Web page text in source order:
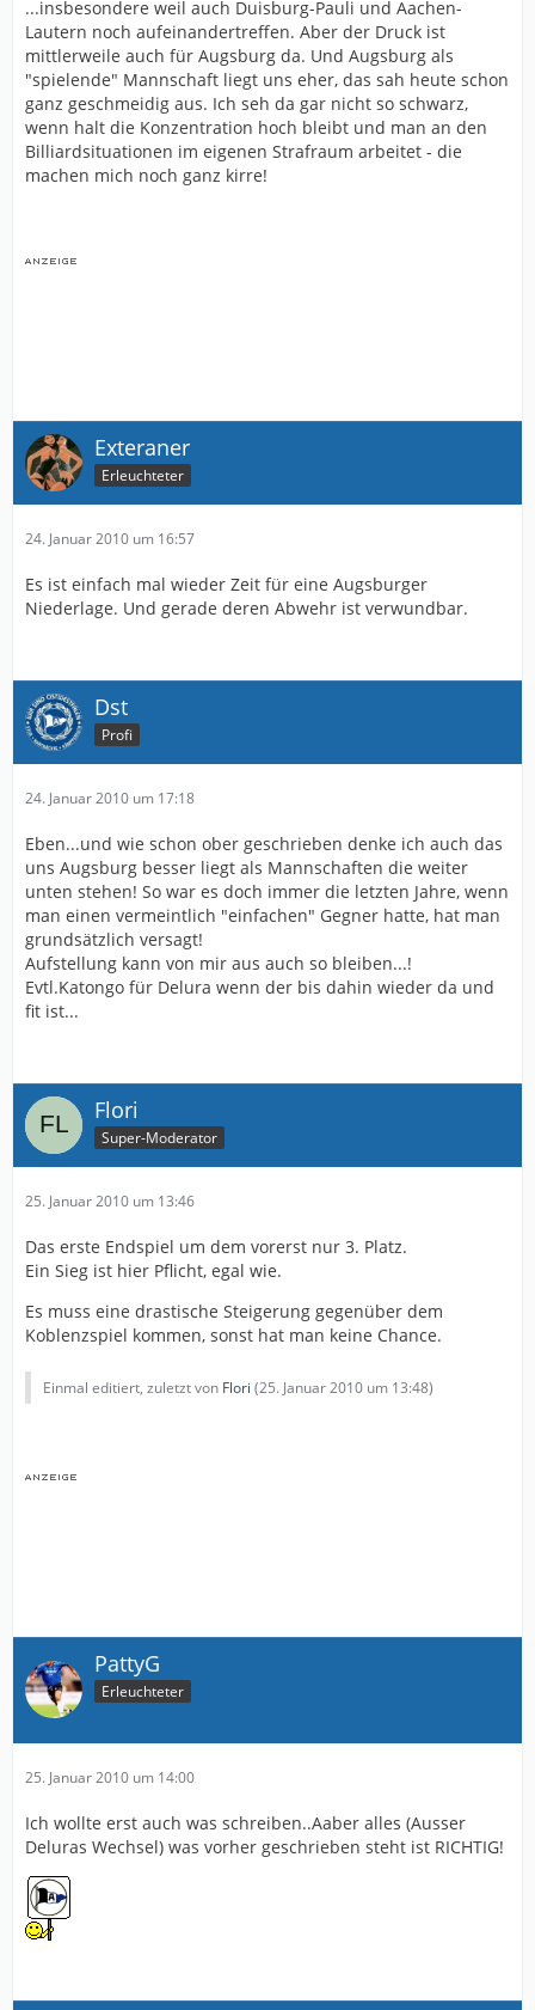
...insbesondere weil auch Duisburg-Pauli und Aachen-
Lautern noch aufeinandertreffen. Aber der Druck ist
mittlerweile auch für Augsburg da. Und Augsburg als
"spielende" Mannschaft liegt uns eher, das sah heute schon
ganz geschmeidig aus. Ich seh da gar nicht so schwarz,
wenn halt die Konzentration hoch bleibt und man an den
Billiardsituationen im eigenen Strafraum arbeitet - die
machen mich noch ganz kirre!
Exteraner
Erleuchteter
24. Januar 2010 um 16:57
Es ist einfach mal wieder Zeit für eine Augsburger
Niederlage. Und gerade deren Abwehr ist verwundbar.
Dst
Profi
24. Januar 2010 um 17:18
Eben...und wie schon ober geschrieben denke ich auch das
uns Augsburg besser liegt als Mannschaften die weiter
unten stehen! So war es doch immer die letzten Jahre, wenn
man einen vermeintlich "einfachen" Gegner hatte, hat man
grundsätzlich versagt!
Aufstellung kann von mir aus auch so bleiben...!
Evtl.Katongo für Delura wenn der bis dahin wieder da und
fit ist...
Flori
Super-Moderator
25. Januar 2010 um 13:46
Das erste Endspiel um dem vorerst nur 3. Platz.
Ein Sieg ist hier Pflicht, egal wie.
Es muss eine drastische Steigerung gegenüber dem
Koblenzspiel kommen, sonst hat man keine Chance.
Einmal editiert, zuletzt von Flori (25. Januar 2010 um 13:48)
PattyG
Erleuchteter
25. Januar 2010 um 14:00
Ich wollte erst auch was schreiben..Aaber alles (Ausser
Deluras Wechsel) was vorher geschrieben steht ist RICHTIG!